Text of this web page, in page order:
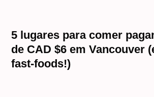
5 lugares para comer
de CAD $6 em Vancouver
fast-foods!)